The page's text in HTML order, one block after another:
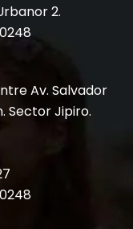
2.
Av. Salvador
Sector Jipiro.